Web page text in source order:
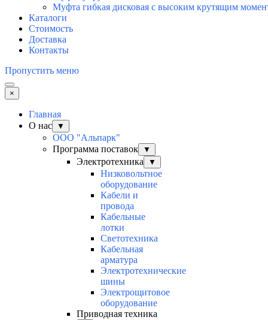
Муфта гибкая дисковая с высоким крутящим
Каталоги
Стоимость
Доставка
Контакты
Пропустить меню
×
Главная
О нас
▼
ООО "Альпарк"
Программа поставок
▼
Электротехника ▼
Низковольтное
оборудование
Кабели и
провода
Кабельные
лотки
Светотехника
Кабельная
арматура
Электротехнические
шины
Электрощитовое
оборудование
Приводная техника